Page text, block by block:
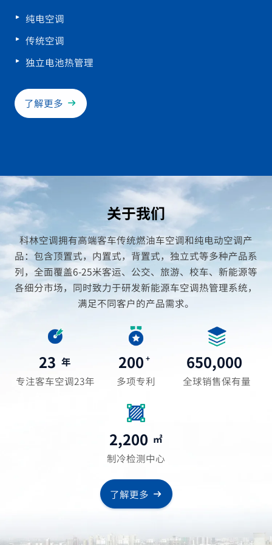
纯电空调
传统空调
独立电池热管理
了解更多
关于我们
科林空调拥有高端客车传统燃油车空调和纯电动空调产
品：包含顶置式，内置式，背置式，独立式等多种产品系
列，全面覆盖6-25米客运、公交、旅游、校车、新能源等
各细分市场，同时致力于研发新能源车空调热管理系统，
满足不同客户的产品需求。
23 年
专注客车空调23年
200 +
多项专利
650,000
全球销售保有量
2,200 ㎡
制冷检测中心
了解更多